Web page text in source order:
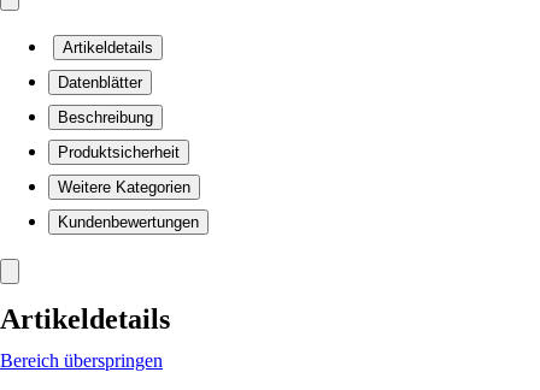
Artikeldetails
Datenblätter
Beschreibung
Produktsicherheit
Weitere Kategorien
Kundenbewertungen
Artikeldetails
Bereich überspringen